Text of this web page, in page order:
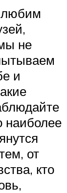
любим
не
и
наиболее
от
кто